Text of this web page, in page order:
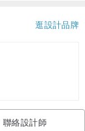
逛設計品牌
聯絡設計師